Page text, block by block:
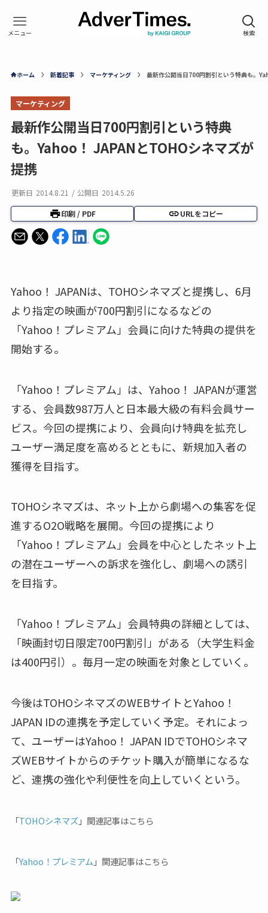
ホーム 新着記事 マーケティング 最新作公開当日700円割引という特典も。
マーケティング
最新作公開当日700円割引という特典
も。Yahoo！ JAPANとTOHOシネマズが
提携
更新日 2014.8.21 / 公開日 2014.5.26
印刷 / PDF URLをコピー
Yahoo！ JAPANは、TOHOシネマズと提携し、6月
より指定の映画が700円割引になるなどの
「Yahoo！プレミアム」会員に向けた特典の提供を
開始する。
「Yahoo！プレミアム」は、Yahoo！ JAPANが運営
する、会員数987万人と日本最大級の有料会員サー
ビス。今回の提携により、会員向け特典を拡充し
ユーザー満足度を高めるとともに、新規加入者の
獲得を目指す。
TOHOシネマズは、ネット上から劇場への集客を促
進するO2O戦略を展開。今回の提携により
「Yahoo！プレミアム」会員を中心としたネット上
の潜在ユーザーへの訴求を強化し、劇場への誘引
を目指す。
「Yahoo！プレミアム」会員特典の詳細としては、
「映画封切日限定700円割引」がある（大学生料金
は400円引）。毎月一定の映画を対象としていく。
今後はTOHOシネマズのWEBサイトとYahoo！
JAPAN IDの連携を予定していく予定。それによっ
て、ユーザーはYahoo！ JAPAN IDでTOHOシネマ
ズWEBサイトからのチケット購入が簡単になるな
ど、連携の強化や利便性を向上していくという。
「TOHOシネマズ」関連記事はこちら
「Yahoo！プレミアム 」関連記事はこちら